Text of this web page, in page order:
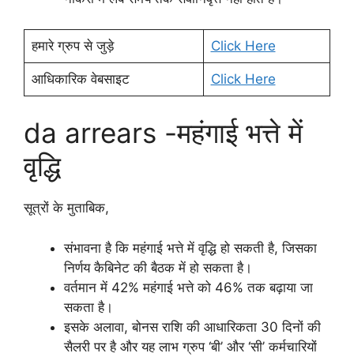
हमारे ग्रुप से जुड़े Click Here
आधिकारिक वेबसाइट Click Here
da arrears -महंगाई भत्ते में
वृद्धि
सूत्रों के मुताबिक,
संभावना है कि महंगाई भत्ते में वृद्धि हो सकती है, जिसका
निर्णय कैबिनेट की बैठक में हो सकता है।
वर्तमान में 42% महंगाई भत्ते को 46% तक बढ़ाया जा
सकता है।
इसके अलावा, बोनस राशि की आधारिकता 30 दिनों की
सैलरी पर है और यह लाभ ग्रुप ‘बी’ और ‘सी’ कर्मचारियों